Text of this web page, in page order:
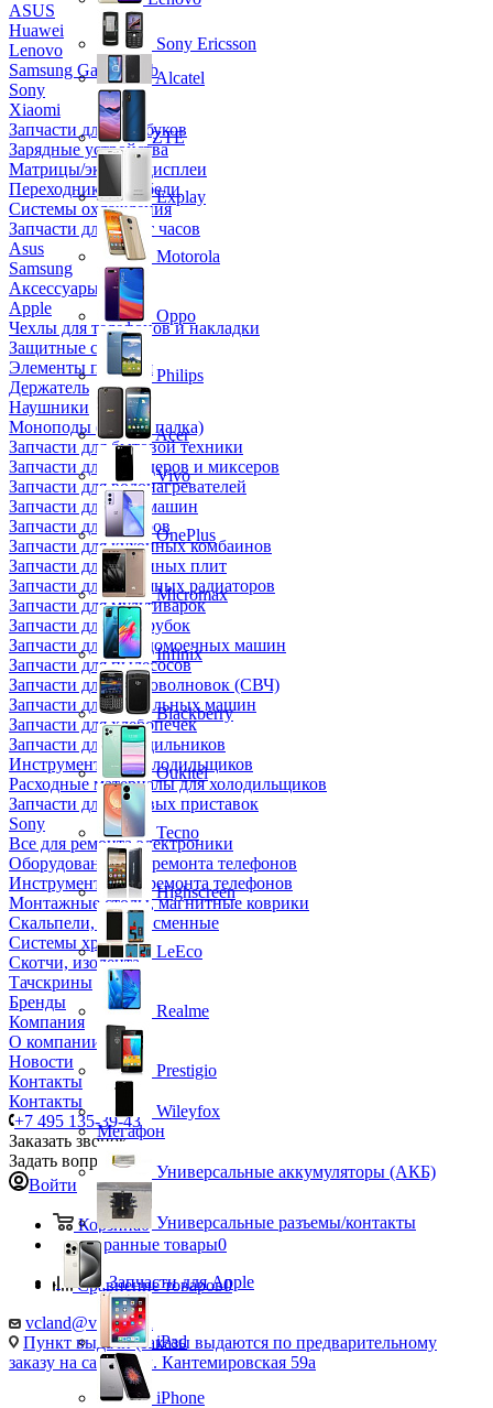
ASUS
Huawei
Lenovo
Samsung Galaxy Tab
Sony
Xiaomi
Запчасти для ноутбуков
Зарядные устройства
Матрицы/экраны/дисплеи
Переходники и кабели
Системы охлаждения
Запчасти для смарт часов
Asus
Samsung
Аксессуары
Apple
Чехлы для телефонов и накладки
Защитные стекла
Элементы питания
Держатель
Наушники
Моноподы (Селфи палка)
Запчасти для бытовой техники
Запчасти для блендеров и миксеров
Запчасти для водонагревателей
Запчасти для кофемашин
Запчасти для кулеров
Запчасти для кухонных комбаинов
Запчасти для кухонных плит
Запчасти для масляных радиаторов
Запчасти для мультиварок
Запчасти для мясорубок
Запчасти для посудомоечных машин
Запчасти для пылесосов
Запчасти для микроволновок (СВЧ)
Запчасти для стиральных машин
Запчасти для хлебопечек
Запчасти для холодильников
Инструмент для холодильщиков
Расходные материалы для холодильщиков
Запчасти для игровых приставок
Sony
Все для ремонта электроники
Оборудование для ремонта телефонов
Инструменты для ремонта телефонов
Монтажные столы, магнитные коврики
Скальпели, лезвия сменные
Системы хранения
Скотчи, изолента
Тачскрины
Бренды
Компания
О компании
Новости
Контакты
Контакты
+7 495 135-39-43
Заказать звонок
Задать вопрос
Войти
Корзина0
Избранные товары0
Сравнение товаров0
vcland@vcland.ru
Пункт выдачи (заказы выдаются по предварительному
заказу на сайте), ул. Кантемировская 59а
Sony Ericsson
Alcatel
ZTE
Explay
Motorola
Oppo
Philips
Acer
Vivo
OnePlus
Micromax
Infinix
Blackberry
Oukitel
Tecno
Highscreen
LeEco
Realme
Prestigio
Wileyfox
Мегафон
Универсальные аккумуляторы (АКБ)
Универсальные разъемы/контакты
Запчасти для Apple
iPad
iPhone